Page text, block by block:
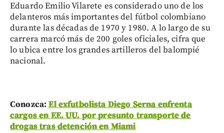
Eduardo Emilio Vilarete es considerado uno de los
delanteros más importantes del fútbol colombiano
durante las décadas de 1970 y 1980. A lo largo de su
carrera marcó más de 200 goles oficiales, cifra que
lo ubica entre los grandes artilleros del balompié
nacional.
Conozca:El exfutbolista Diego Serna enfrenta
cargos en EE. UU. por presunto transporte de
drogas tras detención en Miami